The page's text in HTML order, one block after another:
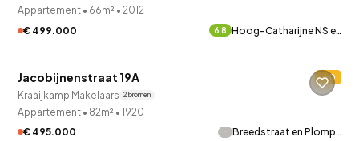
Appartement • 66m² • 2012
€ 499.000
6.8 Hoog-Catharijne NS e…
Verkocht onder voorbehoud
QUICKLANE™
Jacobijnenstraat 19A D
Kraaijkamp Makelaars 2 bronnen
Appartement • 82m² • 1920
€ 495.000
- Breedstraat en Plomp…
QUICKLANE™